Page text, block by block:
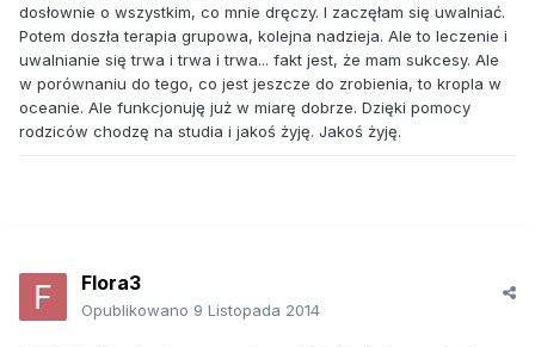
dosłownie o wszystkim, co mnie dręczy. I zaczęłam się uwalniać.
Potem doszła terapia grupowa, kolejna nadzieja. Ale to leczenie i
uwalnianie się trwa i trwa i trwa... fakt jest, że mam sukcesy. Ale
w porównaniu do tego, co jest jeszcze do zrobienia, to kropla w
oceanie. Ale funkcjonuję już w miarę dobrze. Dzięki pomocy
rodziców chodzę na studia i jakoś żyję. Jakoś żyję.
Flora3
Opublikowano 9 Listopada 2014